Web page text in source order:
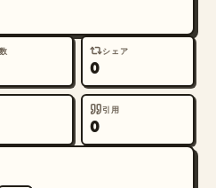
シェア
0
引用
0